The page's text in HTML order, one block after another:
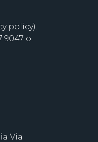
policy).
9047 o
Via